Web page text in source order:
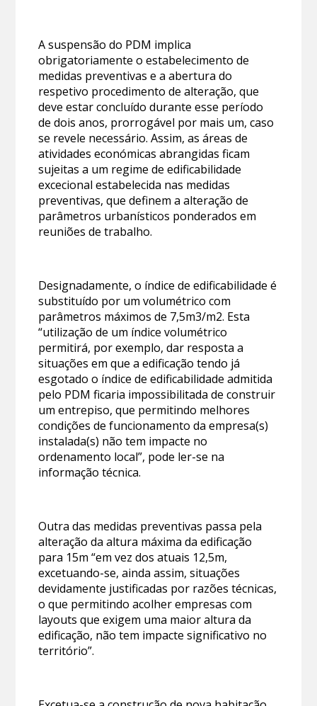
A suspensão do PDM implica
obrigatoriamente o estabelecimento de
medidas preventivas e a abertura do
respetivo procedimento de alteração, que
deve estar concluído durante esse período
de dois anos, prorrogável por mais um, caso
se revele necessário. Assim, as áreas de
atividades económicas abrangidas ficam
sujeitas a um regime de edificabilidade
excecional estabelecida nas medidas
preventivas, que definem a alteração de
parâmetros urbanísticos ponderados em
reuniões de trabalho.
Designadamente, o índice de edificabilidade é
substituído por um volumétrico com
parâmetros máximos de 7,5m3/m2. Esta
“utilização de um índice volumétrico
permitirá, por exemplo, dar resposta a
situações em que a edificação tendo já
esgotado o índice de edificabilidade admitida
pelo PDM ficaria impossibilitada de construir
um entrepiso, que permitindo melhores
condições de funcionamento da empresa(s)
instalada(s) não tem impacte no
ordenamento local”, pode ler-se na
informação técnica.
Outra das medidas preventivas passa pela
alteração da altura máxima da edificação
para 15m “em vez dos atuais 12,5m,
excetuando-se, ainda assim, situações
devidamente justificadas por razões técnicas,
o que permitindo acolher empresas com
layouts que exigem uma maior altura da
edificação, não tem impacte significativo no
território”.